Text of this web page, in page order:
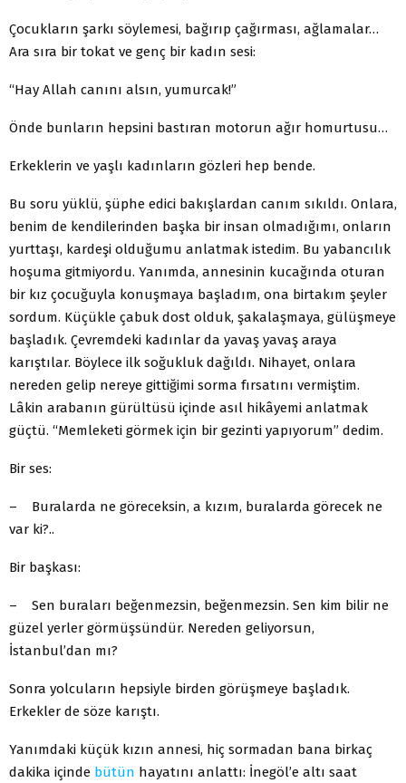
Çocukların şarkı söylemesi, bağırıp çağırması, ağlamalar…
Ara sıra bir tokat ve genç bir kadın sesi:
“Hay Allah canını alsın, yumurcak!”
Önde bunların hepsini bastıran motorun ağır homurtusu…
Erkeklerin ve yaşlı kadınların gözleri hep bende.
Bu soru yüklü, şüphe edici bakışlardan canım sıkıldı. Onlara,
benim de kendilerinden başka bir insan olmadığımı, onların
yurttaşı, kardeşi olduğumu anlatmak istedim. Bu yabancılık
hoşuma gitmiyordu. Yanımda, annesinin kucağında oturan
bir kız çocuğuyla konuşmaya başladım, ona birtakım şeyler
sordum. Küçükle çabuk dost olduk, şakalaşmaya, gülüşmeye
başladık. Çevremdeki kadınlar da yavaş yavaş araya
karıştılar. Böylece ilk soğukluk dağıldı. Nihayet, onlara
nereden gelip nereye gittiğimi sorma fırsatını vermiştim.
Lâkin arabanın gürültüsü içinde asıl hikâyemi anlatmak
güçtü. “Memleketi görmek için bir gezinti yapıyorum” dedim.
Bir ses:
– Buralarda ne göreceksin, a kızım, buralarda görecek ne
var ki?..
Bir başkası:
– Sen buraları beğenmezsin, beğenmezsin. Sen kim bilir ne
güzel yerler görmüşsündür. Nereden geliyorsun,
İstanbul’dan mı?
Sonra yolcuların hepsiyle birden görüşmeye başladık.
Erkekler de söze karıştı.
Yanımdaki küçük kızın annesi, hiç sormadan bana birkaç
dakika içinde bütün hayatını anlattı: İnegöl’e altı saat